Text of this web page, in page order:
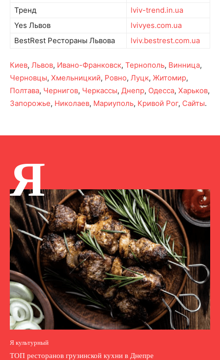
Тренд
lviv-trend.in.ua
Yes Львов
lvivyes.com.ua
BestRest Рестораны Львова
lviv.bestrest.com.ua
Киев, Львов, Ивано-Франковск, Тернополь, Винница,
Черновцы, Хмельницкий, Ровно, Луцк, Житомир,
Полтава, Чернигов, Черкассы, Днепр, Одесса, Харьков,
Запорожье, Николаев, Мариуполь, Кривой Рог, Сайты.
Я
Я культурный
ТОП ресторанов грузинской кухни в Днепре